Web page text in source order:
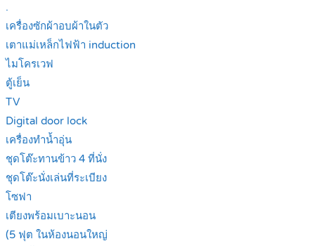
.
เครื่องซักผ้าอบผ้าในตัว
เตาแม่เหล็กไฟฟ้า induction
ไมโครเวฟ
ตู้เย็น
TV
Digital door lock
เครื่องทำน้ำอุ่น
ชุดโต๊ะทานข้าว 4 ที่นั่ง
ชุดโต๊ะนั่งเล่นที่ระเบียง
โซฟา
เตียงพร้อมเบาะนอน
(5 ฟุต ในห้องนอนใหญ่